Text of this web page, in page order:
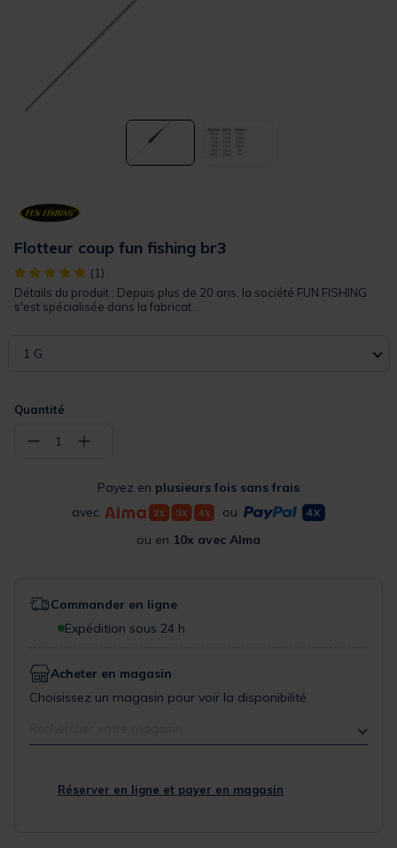
Flotteur coup fun fishing br3
[object Object] out of 5 Customer Rating
(1)
Détails du produit : Depuis plus de 20 ans, la société FUN FISHING
s'est spécialisée dans la fabricat...
1 G
Quantité
− 1 +
Payez en plusieurs fois sans frais
avec
ou
ou en 10x avec Alma
Commander en ligne
Expédition sous 24 h
Acheter en magasin
Choisissez un magasin pour voir la disponibilité
Réserver en ligne et payer en magasin